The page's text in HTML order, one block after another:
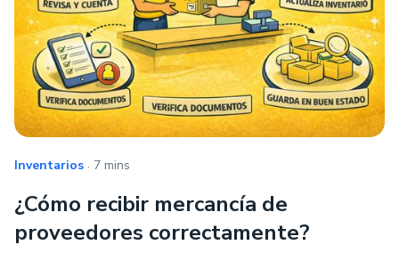
Inventarios . 7 mins
¿Cómo recibir mercancía de
proveedores correctamente?